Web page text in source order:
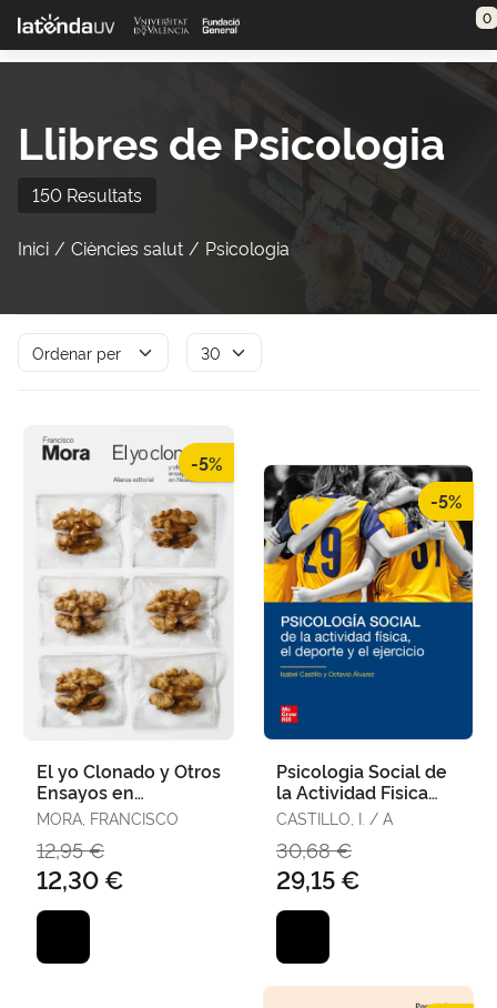
Saltar al contenido principal 0
Llibres de Psicologia
150 Resultats
Inici Ciències salut Psicologia
-5%
El yo Clonado y Otros
Ensayos en
Neurociencia
MORA, FRANCISCO
12,95 €
12,30 €
-5%
Psicologia Social de
la Actividad Fisica
(Pack)
CASTILLO, I. / A
30,68 €
29,15 €